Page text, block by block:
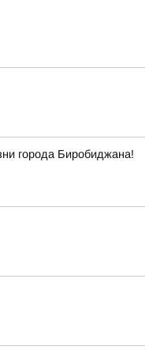
города Биробиджана!